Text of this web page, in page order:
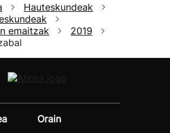
Hauteskundeak
emaitzak
2019
Orain